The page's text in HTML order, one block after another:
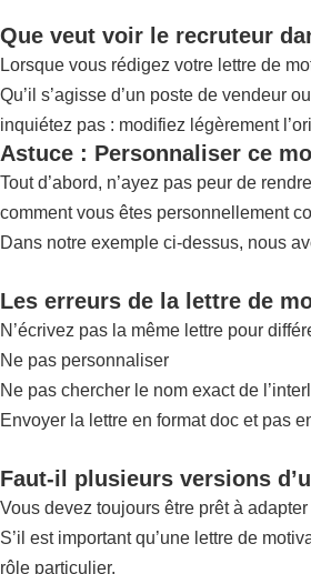
Que veut voir le recruteur
Lorsque vous rédigez votre lettre de
Qu’il s’agisse d’un poste de vendeur
inquiétez pas : modifiez légèrement
Astuce : Personnaliser ce
Tout d’abord, n’ayez pas peur de
comment vous êtes personnellement
Dans notre exemple ci-dessus, nous
Les erreurs de la lettre de
N’écrivez pas la même lettre pour
Ne pas personnaliser
Ne pas chercher le nom exact de
Envoyer la lettre en format doc et pas
Faut-il plusieurs versions
Vous devez toujours être prêt à
S’il est important qu’une lettre de
rôle particulier.